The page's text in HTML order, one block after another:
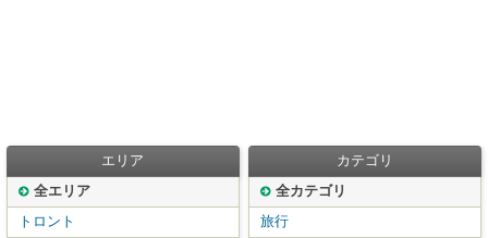
エリア
全エリア
トロント
カテゴリ
全カテゴリ
旅行